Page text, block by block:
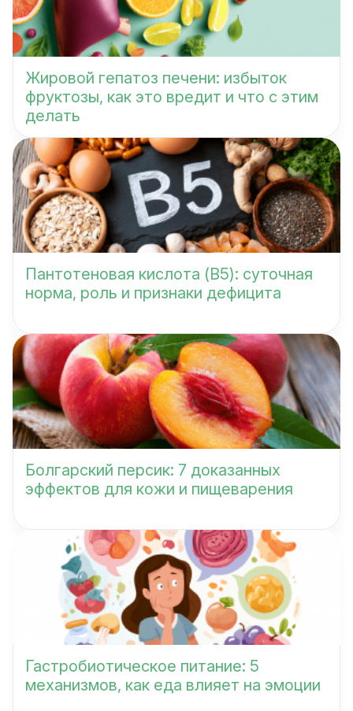
Жировой гепатоз печени: избыток
фруктозы, как это вредит и что с этим
делать
Пантотеновая кислота (B5): суточная
норма, роль и признаки дефицита
Болгарский персик: 7 доказанных
эффектов для кожи и пищеварения
Гастробиотическое питание: 5
механизмов, как еда влияет на эмоции